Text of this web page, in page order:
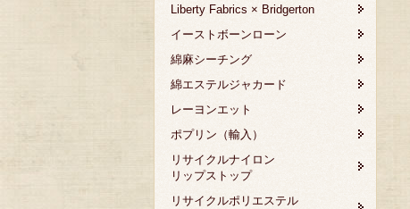
Liberty Fabrics × Bridgerton
イーストボーンローン
綿麻シーチング
綿エステルジャカード
レーヨンエット
ポプリン（輸入）
リサイクルナイロン
リップストップ
リサイクルポリエステル